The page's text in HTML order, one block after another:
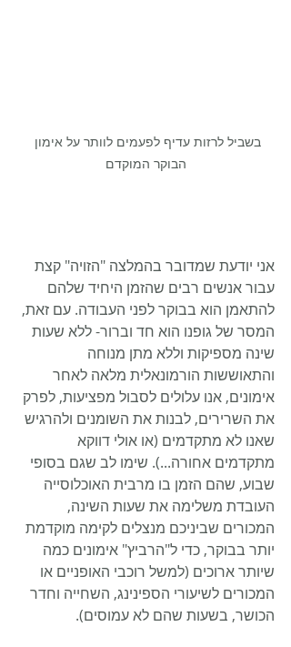
בשביל לרזות עדיף לפעמים לוותר על אימון
הבוקר המוקדם
אני יודעת שמדובר בהמלצה "הזויה" קצת
עבור אנשים רבים שהזמן היחיד שלהם
להתאמן הוא בבוקר לפני העבודה. עם זאת,
המסר של גופנו הוא חד וברור- ללא שעות
שינה מספיקות וללא מתן מנוחה
והתאוששות הורמונאלית מלאה לאחר
אימונים, אנו עלולים לסבול מפציעות, לפרק
את השרירים, לבנות את השומנים ולהרגיש
שאנו לא מתקדמים (או אולי דווקא
מתקדמים אחורה...). שימו לב שגם בסופי
שבוע, שהם הזמן בו מרבית האוכלוסייה
העובדת משלימה את שעות השינה,
המכורים שביניכם מנצלים לקימה מוקדמת
יותר בבוקר, כדי ל"הרביץ" אימונים כמה
שיותר ארוכים (למשל רוכבי האופניים או
המכורים לשיעורי הספינינג, השחייה וחדר
הכושר, בשעות שהם לא עמוסים).